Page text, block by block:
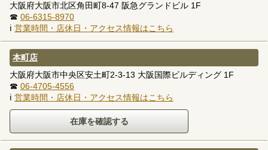
大阪府大阪市北区角田町8-47 阪急グランドビル 1F
☎ 06-6315-8970
ℹ 営業時間・店休日・アクセス情報はこちら
本町店
大阪府大阪市中央区安土町2-3-13 大阪国際ビルディング 1F
☎ 06-4705-4556
ℹ 営業時間・店休日・アクセス情報はこちら